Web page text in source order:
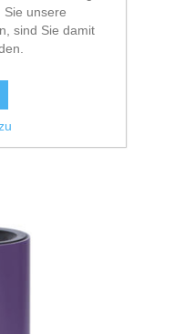
Sie unsere
sind Sie damit